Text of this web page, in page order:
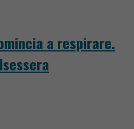
a respirare.